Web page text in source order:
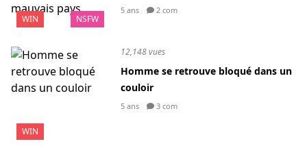
WIN NSFW
5 ans 2 com
WIN
12,148 vues
Homme se retrouve bloqué dans un
couloir
5 ans 3 com